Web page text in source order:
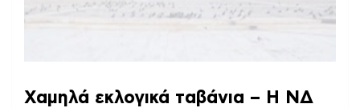
Χαμηλά εκλογικά ταβάνια – Η ΝΔ